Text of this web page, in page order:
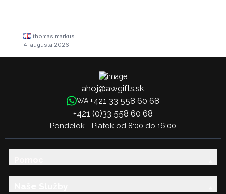
thomas markus
4. augusta 2026
ahoj@awgifts.sk
WA:+421 33 558 60 68
+421 (0)33 558 60 68
Pondelok - Piatok od 8:00 do 16:00